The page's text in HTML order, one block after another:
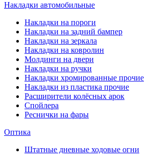
Накладки автомобильные
Накладки на пороги
Накладки на задний бампер
Накладки на зеркала
Накладки на ковролин
Молдинги на двери
Накладки на ручки
Накладки хромированные прочие
Накладки из пластика прочие
Расширители колёсных арок
Спойлера
Реснички на фары
Оптика
Штатные дневные ходовые огни